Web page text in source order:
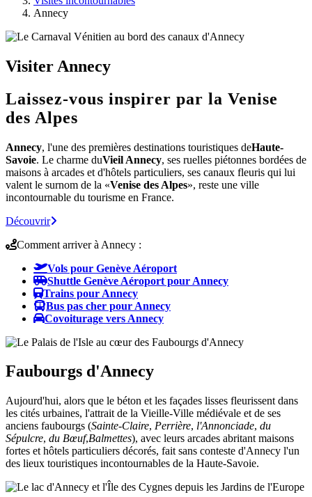
Annecy
Visiter Annecy
Laissez-vous inspirer par la Venise
des Alpes
Annecy, l'une des premières destinations touristiques deHaute-
Savoie. Le charme duVieil Annecy, ses ruelles piétonnes bordées de
maisons à arcades et d'hôtels particuliers, ses canaux fleuris qui lui
valent le surnom de la «Venise des Alpes», reste une ville
incontournable du tourisme en France.
Découvrir
Comment arriver à Annecy :
Vols pour Genève Aéroport
Shuttle Genève Aéroport pour Annecy
Trains pour Annecy
Bus pas cher pour Annecy
Covoiturage vers Annecy
Faubourgs d'Annecy
Aujourd'hui, alors que le béton et les façades lisses fleurissent dans
les cités urbaines, l'attrait de la Vieille-Ville médiévale et de ses
anciens faubourgs (Sainte-Claire, Perrière, l'Annonciade, du
Sépulcre, du Bœuf,Balmettes), avec leurs arcades abritant maisons
fortes et hôtels particuliers décorés, fait sans conteste d'Annecy l'un
des lieux touristiques incontournables de la Haute-Savoie.